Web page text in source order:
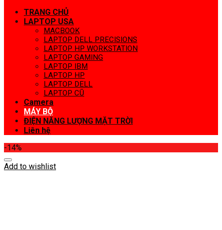
TRANG CHỦ
LAPTOP USA
MACBOOK
LAPTOP DELL PRECISIONS
LAPTOP HP WORKSTATION
LAPTOP GAMING
LAPTOP IBM
LAPTOP HP
LAPTOP DELL
LAPTOP CŨ
Camera
MÁY BỘ
ĐIỆN NĂNG LƯỢNG MẶT TRỜI
Liên hệ
-14%
Add to wishlist